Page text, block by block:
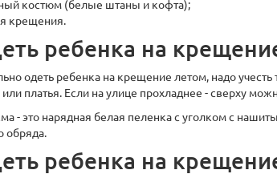
костюм (белые штаны и кофта);
крещения.
ребенка на
одеть ребенка на крещение летом, надо
платья. Если на улице прохладнее - сверху
- это нарядная белая пеленка с уголком с
обряда.
ребенка на